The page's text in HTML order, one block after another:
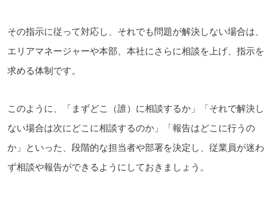
その指示に従って対応し、それでも問題が解決しない場合は、
エリアマネージャーや本部、本社にさらに相談を上げ、指示を
求める体制です。
このように、「まずどこ（誰）に相談するか」「それで解決し
ない場合は次にどこに相談するのか」「報告はどこに行うの
か」といった、段階的な担当者や部署を決定し、従業員が迷わ
ず相談や報告ができるようにしておきましょう。